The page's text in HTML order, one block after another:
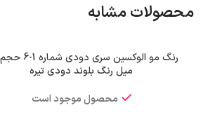
محصولات مشابه
میل رنگ بلوند دودی تیره
محصول موجود است